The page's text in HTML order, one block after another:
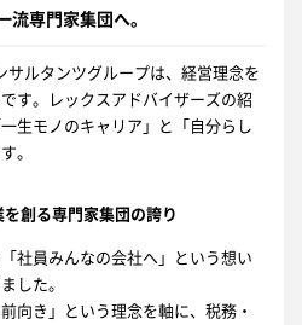
専門家集団へ。
サルタンツグループは、経営理念を
す。レックスアドバイザーズの紹
生モノのキャリア」と「自分らし
。
創る専門家集団の誇り
社員みんなの会社へ」という想い
した。
向き」という理念を軸に、税務・